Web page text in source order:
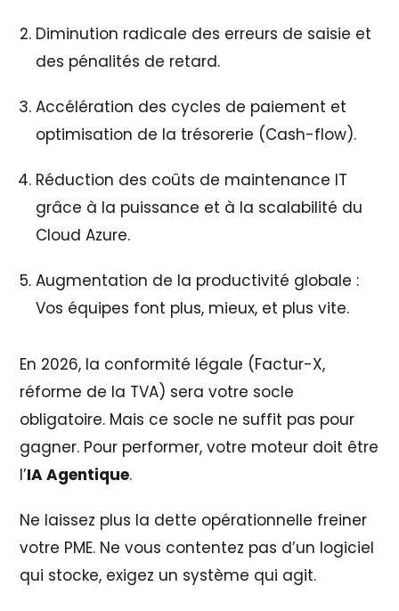
Diminution radicale des erreurs de saisie et
des pénalités de retard.
Accélération des cycles de paiement et
optimisation de la trésorerie (Cash-flow).
Réduction des coûts de maintenance IT
grâce à la puissance et à la scalabilité du
Cloud Azure.
Augmentation de la productivité globale :
Vos équipes font plus, mieux, et plus vite.
En 2026, la conformité légale (Factur-X,
réforme de la TVA) sera votre socle
obligatoire. Mais ce socle ne suffit pas pour
gagner. Pour performer, votre moteur doit être
l’IA Agentique.
Ne laissez plus la dette opérationnelle freiner
votre PME. Ne vous contentez pas d’un logiciel
qui stocke, exigez un système qui agit.